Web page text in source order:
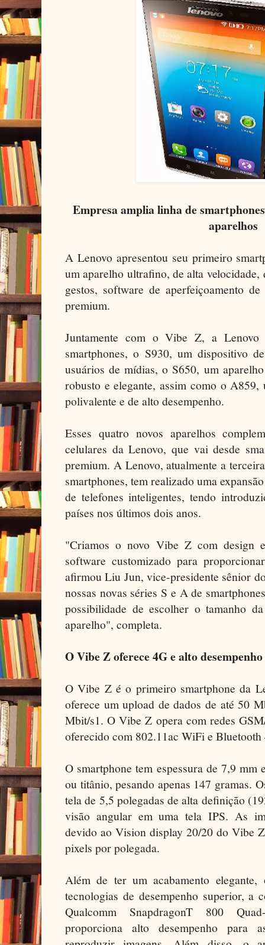
Empresa amplia linha de
aparelhos
A Lenovo apresentou seu primeiro
um aparelho ultrafino, de alta
gestos, software de aperfeiçoamento
premium.
Juntamente com o Vibe Z, a Lenovo
smartphones, o S930, um dispositivo
usuários de mídias, o S650, um
robusto e elegante, assim como o
polivalente e de alto desempenho.
Esses quatro novos aparelhos
celulares da Lenovo, que vai desde
premium. A Lenovo, atualmente a
smartphones, tem realizado uma
de telefones inteligentes, tendo
países nos últimos dois anos.
"Criamos o novo Vibe Z com design
software customizado para
afirmou Liu Jun, vice-presidente sênior
nossas novas séries S e A de
possibilidade de escolher o tamanho
aparelho", completa.
O Vibe Z oferece 4G e alto desempenho
O Vibe Z é o primeiro smartphone da
oferece um upload de dados de até 50
Mbit/s1. O Vibe Z opera com redes
oferecido com 802.11ac WiFi e
O smartphone tem espessura de 7,9 mm
ou titânio, pesando apenas 147 gramas.
tela de 5,5 polegadas de alta definição
visão angular em uma tela IPS. As
devido ao Vision display 20/20 do Vibe
pixels por polegada.
Além de ter um acabamento
tecnologias de desempenho superior, a
Qualcomm SnapdragonT 800
proporciona alto desempenho para